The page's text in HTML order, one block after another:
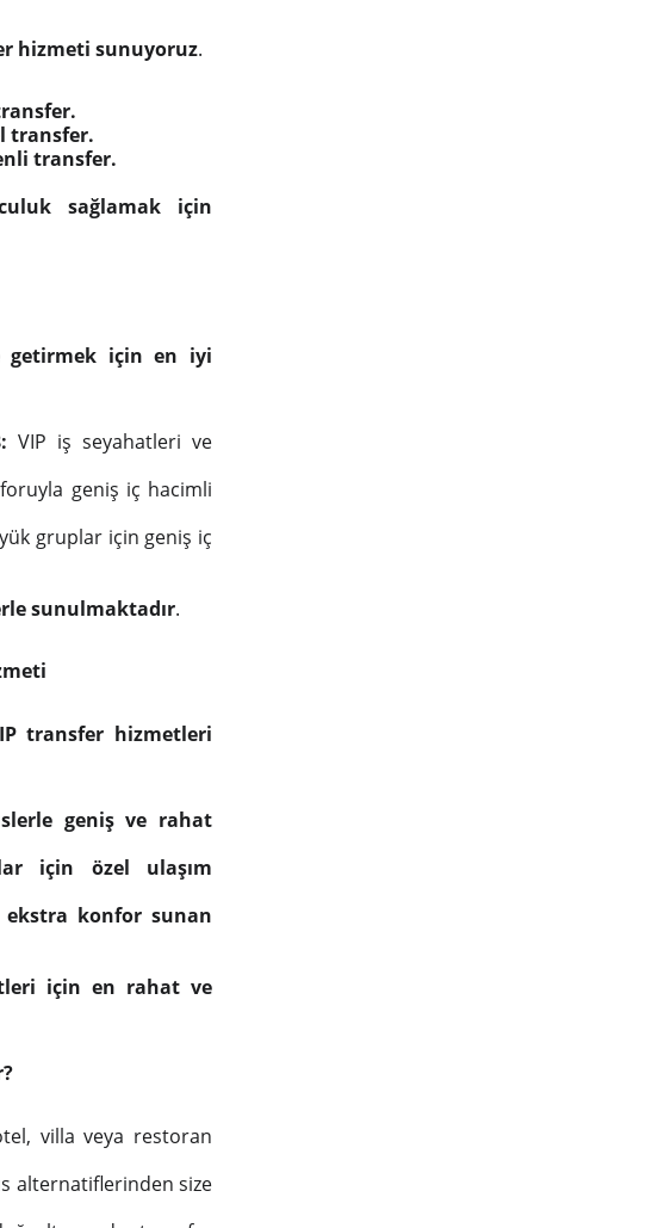
hizmeti sunuyoruz.
transfer.
transfer.
sağlamak için
getirmek için en iyi
VIP iş seyahatleri ve
geniş iç hacimli
gruplar için geniş iç
sunulmaktadır.
transfer hizmetleri
geniş ve rahat
için özel ulaşım
konfor sunan
için en rahat ve
villa veya restoran
alternatiflerinden size